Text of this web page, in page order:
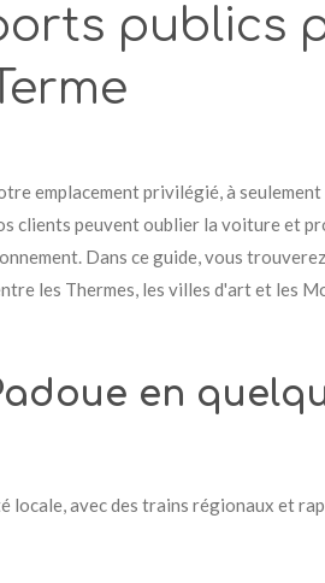
publics
emplacement privilégié, à
clients peuvent oublier la voiture et
Dans ce guide, vous trouverez
les Thermes, les villes d'art et les
en
locale, avec des trains régionaux et